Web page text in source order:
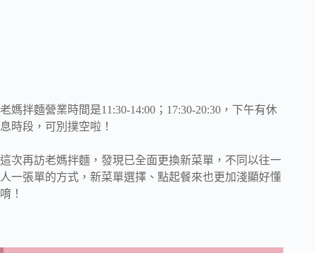
老媽拌麵營業時間是11:30-14:00；17:30-20:30，下午有休
息時段，可別撲空啦！
這次再訪老媽拌麵，發現已全面更換新菜單，不同以往一
人一張單的方式，新菜單選擇、點起餐來也更加淺顯好懂
唷！